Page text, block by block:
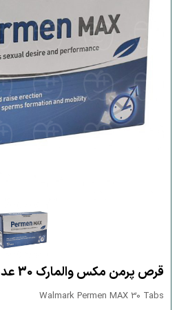
قرص پرمن مکس والمارک 30 عدد
Walmark Permen MAX 30 Tabs